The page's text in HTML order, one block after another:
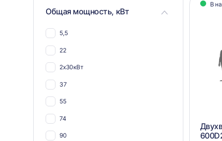
Общая мощность, кВт
5,5
22
2х30кВт
37
55
74
90
В